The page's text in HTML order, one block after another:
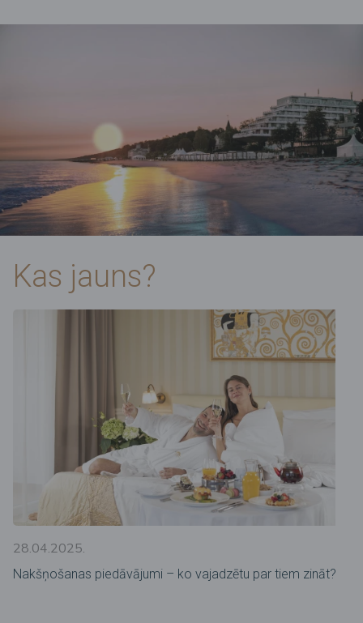
Kas jauns?
28.04.2025.
Nakšņošanas piedāvājumi – ko vajadzētu par tiem zināt?